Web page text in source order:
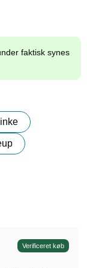
faktisk synes
Verificeret køb